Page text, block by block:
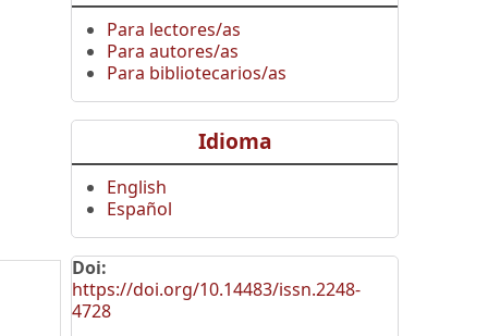
Para lectores/as
Para autores/as
Para bibliotecarios/as
Idioma
English
Español
Doi:
https://doi.org/10.14483/issn.2248-
4728